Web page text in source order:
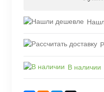
В наличии